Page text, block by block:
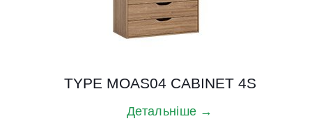
TYPE MOAS04 CABINET 4S
Детальніше →